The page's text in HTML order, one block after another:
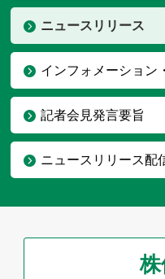
ニュースリリース
インフォメーション
記者会見発言要旨
ニュースリリース配